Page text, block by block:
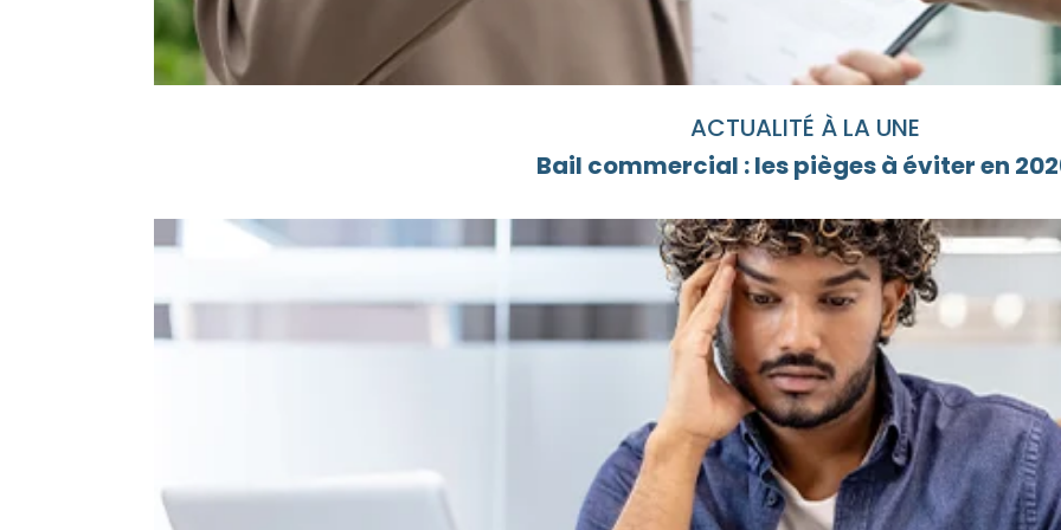
ACTUALITÉ À LA UNE
Bail commercial : les pièges à éviter en